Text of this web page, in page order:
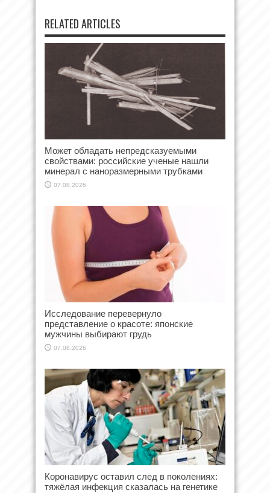
RELATED ARTICLES
Может обладать непредсказуемыми
свойствами: российские ученые нашли
минерал с наноразмерными трубками
07.08.2026
Исследование перевернуло
представление о красоте: японские
мужчины выбирают грудь
07.08.2026
Коронавирус оставил след в поколениях:
тяжёлая инфекция сказалась на генетике